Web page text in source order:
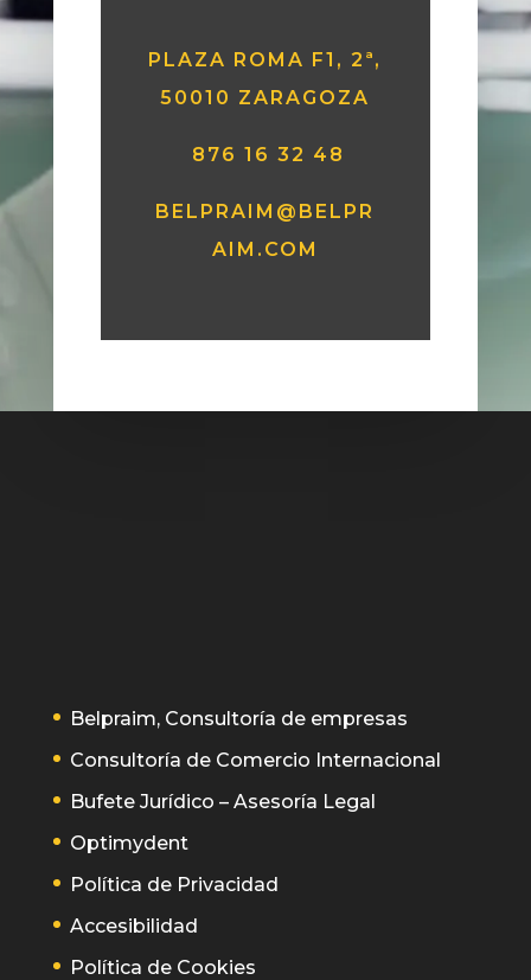
PLAZA ROMA F1, 2ª,
50010 ZARAGOZA
876 16 32 48
BELPRAIM@BELPR
AIM.COM
Belpraim, Consultoría de empresas
Consultoría de Comercio Internacional
Bufete Jurídico – Asesoría Legal
Optimydent
Política de Privacidad
Accesibilidad
Política de Cookies